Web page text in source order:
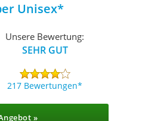
Unisex
Unsere Bewertung:
SEHR GUT
217 Bewertungen
»